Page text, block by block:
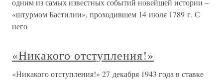
одним из самых известных событий новейшей истории –
«штурмом Бастилии», проходившем 14 июля 1789 г. С
него
«Никакого отступления!»
«Никакого отступления!» 27 декабря 1943 года в ставке